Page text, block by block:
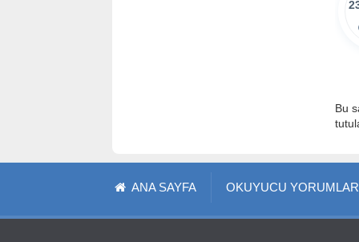
Bu
ANA SAYFA OKUYUCU